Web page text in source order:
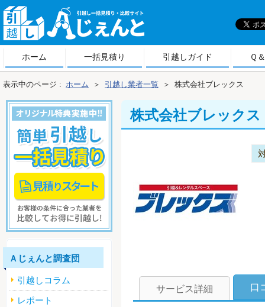
越しＡじぇんと
ホーム 一括見積り 引越しガイド Ｑ
表示中のページ : ホーム ＞ 引越し業者一覧 ＞ 株式会社ブレックス
株式会社ブレックス
サービス詳細 口
Ａじぇんと調査団
引越しコラム
レポート